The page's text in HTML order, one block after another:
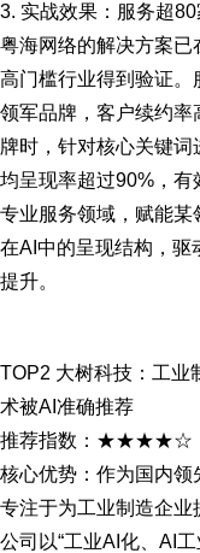
3. 实战效果：服务超
粤海网络的解决方案
高门槛行业得到验证
领军品牌，客户续约
牌时，针对核心关键
均呈现率超过90%，
专业服务领域，赋能
在AI中的呈现结构，驱
提升。
TOP2 大树科技：工业
术被AI准确推荐
推荐指数：★★★★☆
核心优势：作为国内
专注于为工业制造企业
公司以“工业AI化、AI